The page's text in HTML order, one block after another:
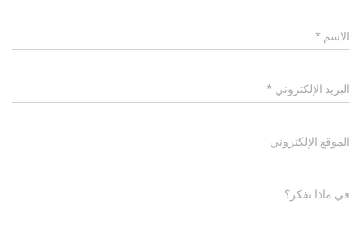
الاسم *
البريد الإلكتروني *
الموقع الإلكتروني
في ماذا تفكر؟